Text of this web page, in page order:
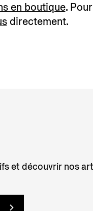
en boutique.
directement.
et découvrir nos